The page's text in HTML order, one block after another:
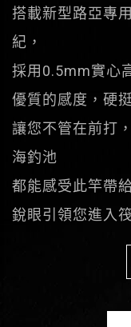
搭載新型路亞專
紀，
採用0.5mm實心
優質的感度，硬
讓您不管在前打
海釣池
都能感受此竿帶
銳眼引領您進入